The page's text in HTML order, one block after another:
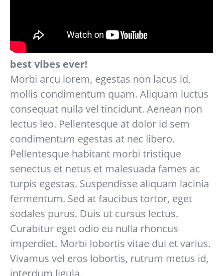
best vibes ever!
Morbi arcu lorem, egestas non lacus id,
mollis condimentum quam. Aliquam luctus
consequat nulla vel tincidunt. Aenean non
lectus leo. Pellentesque at dolor id sem
condimentum egestas at nec libero.
Pellentesque habitant morbi tristique
senectus et netus et malesuada fames ac
turpis egestas. Suspendisse aliquam lacinia
fermentum. Sed at faucibus tortor, eget
sodales purus. Duis ut cursus lectus.
Curabitur eget odio eu nulla rhoncus
imperdiet. Morbi lobortis vitae dui et varius.
Vivamus vel eros lobortis, rutrum metus id,
interdum ligula.